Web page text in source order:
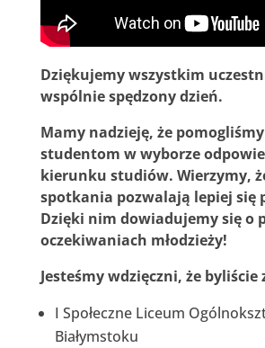
Dziękujemy wszystkim
wspólnie spędzony dzień.
Mamy nadzieję, że pomogliśmy
studentom w wyborze
kierunku studiów. Wierzymy,
spotkania pozwalają lepiej się
Dzięki nim dowiadujemy się o
oczekiwaniach młodzieży!
Jesteśmy wdzięczni, że byliście
I Społeczne Liceum
Białymstoku